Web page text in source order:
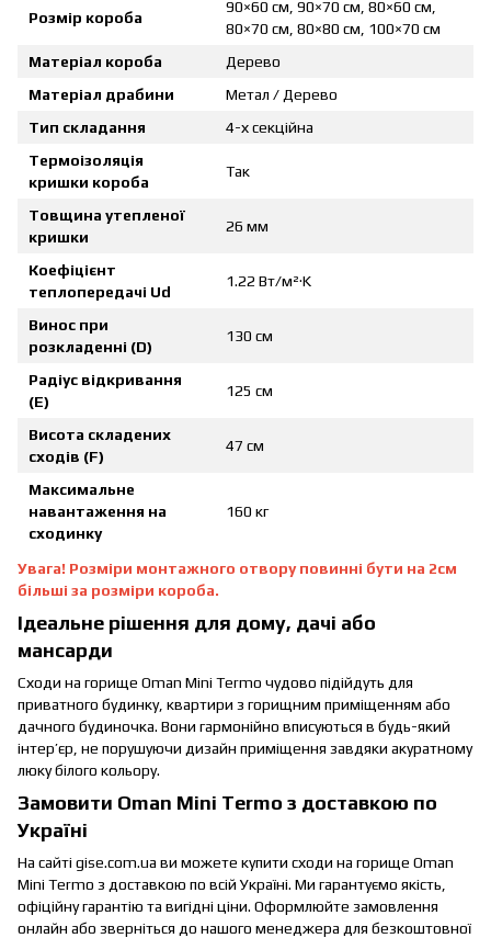
Розмір короба
90×60 см, 90×70 см, 80×60 см,
80×70 см, 80×80 см, 100×70 см
Матеріал короба
Дерево
Матеріал драбини
Метал / Дерево
Тип складання
4-х секційна
Термоізоляція
кришки короба
Так
Товщина утепленої
кришки
26 мм
Коефіцієнт
теплопередачі Ud
1.22 Вт/м²·K
Винос при
розкладенні (D)
130 см
Радіус відкривання
(E)
125 см
Висота складених
сходів (F)
47 см
Максимальне
навантаження на
сходинку
160 кг
Увага! Розміри монтажного отвору повинні бути на 2см
більші за розміри короба.
Ідеальне рішення для дому, дачі або
мансарди
Сходи на горище Oman Mini Termo чудово підійдуть для
приватного будинку, квартири з горищним приміщенням або
дачного будиночка. Вони гармонійно вписуються в будь-який
інтер’єр, не порушуючи дизайн приміщення завдяки акуратному
люку білого кольору.
Замовити Oman Mini Termo з доставкою по
Україні
На сайті gise.com.ua ви можете купити сходи на горище Oman
Mini Termo з доставкою по всій Україні. Ми гарантуємо якість,
офіційну гарантію та вигідні ціни. Оформлюйте замовлення
онлайн або зверніться до нашого менеджера для безкоштовної